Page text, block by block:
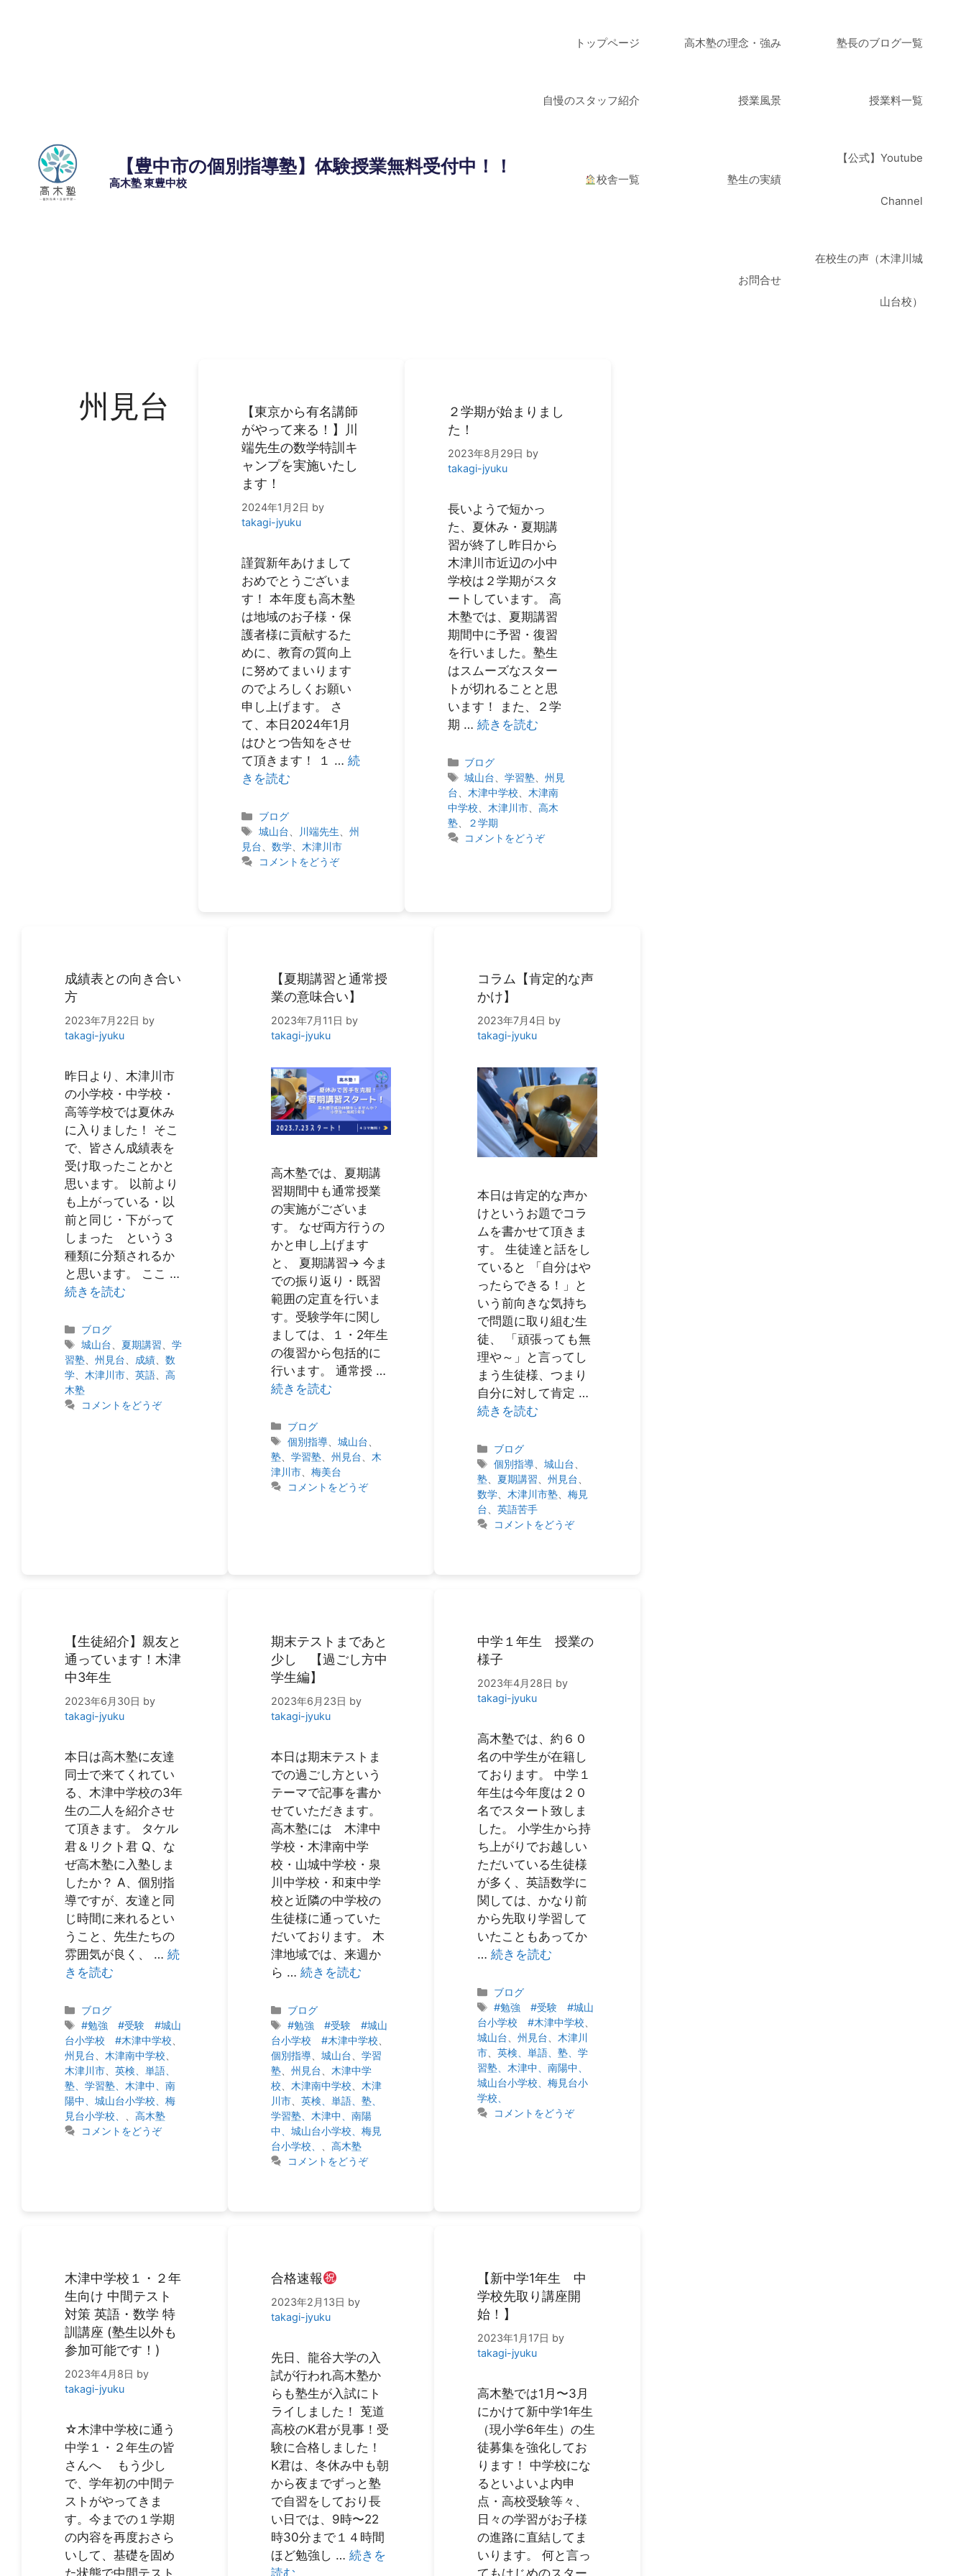
【豊中市の個別指導塾】体験授業無料受付中！！
高木塾 東豊中校
トップページ 高木塾の理念・強み 塾長のブログ一覧
自慢のスタッフ紹介 授業風景 授業料一覧
校舎一覧 塾生の実績
【公式】Youtube
Channel
お問合せ
在校生の声（木津川城
山台校）
州見台
【東京から有名講師
がやって来る！】川
端先生の数学特訓キ
ャンプを実施いたし
ます！
2024年1月2日 by
takagi-jyuku
謹賀新年あけまして
おめでとうございま
す！ 本年度も高木塾
は地域のお子様・保
護者様に貢献するた
めに、教育の質向上
に努めてまいります
のでよろしくお願い
申し上げます。 さ
て、本日2024年1月
はひとつ告知をさせ
て頂きます！ １ …続
きを読む
カ
テ
ゴ
リ
ブログ
タ
グ
城山台 川端先生
州
見台 、数学
木津川市
コメントをどうぞ
２学期が始まりまし
た！
2023年8月29日 by
takagi-jyuku
長いようで短かっ
た、夏休み・夏期講
習が終了し昨日から
木津川市近辺の小中
学校は２学期がスタ
ートしています。 高
木塾では、夏期講習
期間中に予習・復習
を行いました。塾生
はスムーズなスター
トが切れることと思
います！ また、２学
期 …続きを読む
カ
テ
ゴ
リ
ー
ブログ
タ
グ
城山台 、学習塾 、州見
台
木津中学校
木津南
中学校
木津川市 、高木
塾
２学期
コメントをどうぞ
成績表との向き合い
方
2023年7月22日 by
takagi-jyuku
昨日より、木津川市
の小学校・中学校・
高等学校では夏休み
に入りました！ そこ
で、皆さん成績表を
受け取ったことかと
思います。 以前より
も上がっている・以
前と同じ・下がって
しまった という３
種類に分類されるか
と思います。 ここ …
続きを読む
カ
テ
ゴ
リ
ー
ブログ
タ
グ
城山台 夏期講習 、学
習塾 、州見台 成績 、数
学
木津川市 、英語 、高
木塾
コメントをどうぞ
【夏期講習と通常授
業の意味合い】
2023年7月11日 by
takagi-jyuku
高木塾では、夏期講
習期間中も通常授業
の実施がございま
す。 なぜ両方行うの
かと申し上げます
と、 夏期講習→ 今ま
での振り返り・既習
範囲の定直を行いま
す。受験学年に関し
ましては、１・2年生
の復習から包括的に
行います。 通常授 …
続きを読む
カ
テ
ゴ
リ
ー
ブログ
タ
グ
個別指導 、城山台
塾、 学習塾、 州見台
木
津川市、 梅美台
コメントをどうぞ
コラム【肯定的な声
かけ】
2023年7月4日 by
takagi-jyuku
本日は肯定的な声か
けというお題でコラ
ムを書かせて頂きま
す。 生徒達と話をし
ていると 「自分はや
ったらできる！」と
いう前向きな気持ち
で問題に取り組む生
徒、 「頑張っても無
理や～」と言ってし
まう生徒様、つまり
自分に対して肯定 …
続きを読む
カ
テ
ゴ
リ
ー
ブログ
タ
グ
個別指導、 城山台
塾、 夏期講習 州見台
数学、 木津川市塾、 梅見
台
英語苦手
コメントをどうぞ
【生徒紹介】親友と
通っています！木津
中3年生
2023年6月30日 by
takagi-jyuku
本日は高木塾に友達
同士で来てくれてい
る、木津中学校の3年
生の二人を紹介させ
て頂きます。 タケル
君＆リクト君 Q、な
ぜ高木塾に入塾しま
したか？ A、個別指
導ですが、友達と同
じ時間に来れるとい
うこと、先生たちの
雰囲気が良く、 …続
きを読む
カ
テ
ゴ
リ
ー
ブログ
タ
グ
#勉強 #受験 #城山
台小学校 #木津中学校
州見台
木津南中学校
木津川市 、英検、単語、
塾、学習塾、木津中、南
陽中、城山台小学校、梅
見台小学校、
、高木塾
コメントをどうぞ
期末テストまであと
少し 【過ごし方中
学生編】
2023年6月23日 by
takagi-jyuku
本日は期末テストま
での過ごし方という
テーマで記事を書か
せていただきます。
高木塾には 木津中
学校・木津南中学
校・山城中学校・泉
川中学校・和束中学
校と近隣の中学校の
生徒様に通っていた
だいております。 木
津地域では、来週か
ら … 続きを読む
カ
テ
ゴ
リ
ー
ブログ
タ
グ
#勉強 #受験 #城山
台小学校 #木津中学校
個別指導、 城山台
学習
塾、 州見台
木津中学
校
木津南中学校
木津
川市、 英検、単語、塾、
学習塾、木津中、南陽
中、城山台小学校、梅見
台小学校、
高木塾
コメントをどうぞ
中学１年生 授業の
様子
2023年4月28日 by
takagi-jyuku
高木塾では、約６０
名の中学生が在籍し
ております。 中学１
年生は今年度は２０
名でスタート致しま
した。 小学生から持
ち上がりでお越しい
ただいている生徒様
が多く、英語数学に
関しては、かなり前
から先取り学習して
いたこともあってか
… 続きを読む
カ
テ
ゴ
リ
ー
ブログ
タ
グ
#勉強 #受験 #城山
台小学校 #木津中学校
城山台
州見台
木津川
市、 英検、単語、塾、学
習塾、木津中、南陽中、
城山台小学校、梅見台小
学校、
コメントをどうぞ
木津中学校１・２年
生向け 中間テスト
対策 英語・数学 特
訓講座 (塾生以外も
参加可能です！)
2023年4月8日 by
takagi-jyuku
☆木津中学校に通う
中学１・２年生の皆
さんへ もう少し
で、学年初の中間テ
ストがやってきま
す。今までの１学期
の内容を再度おさら
いして、基礎を固め
た状態で中間テスト
合格速報
2023年2月13日 by
takagi-jyuku
先日、龍谷大学の入
試が行われ高木塾か
らも塾生が入試にト
ライしました！ 莵道
高校のK君が見事！受
験に合格しました！
K君は、冬休み中も朝
から夜までずっと塾
で自習をしており長
い日では、9時〜22
時30分まで１４時間
ほど勉強し … 続きを
読む
【新中学1年生 中
学校先取り講座開
始！】
2023年1月17日 by
takagi-jyuku
高木塾では1月〜3月
にかけて新中学1年生
（現小学6年生）の生
徒募集を強化してお
ります！ 中学校にな
るといよいよ内申
点・高校受験等々、
日々の学習がお子様
の進路に直結してま
いります。 何と言っ
てもはじめのスター